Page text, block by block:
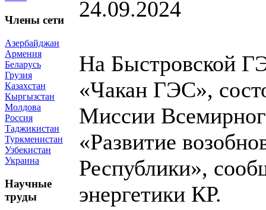
Члены сети
Азербайджан
Армения
Беларусь
Грузия
Казахстан
Кыргызстан
Молдова
Россия
Таджикистан
Туркменистан
Узбекистан
Украина
Научные
труды
24.09.2024
На Быстровской
«Чакан ГЭС»,
Миссии
«Развитие
Республики»,
энергетики КР.